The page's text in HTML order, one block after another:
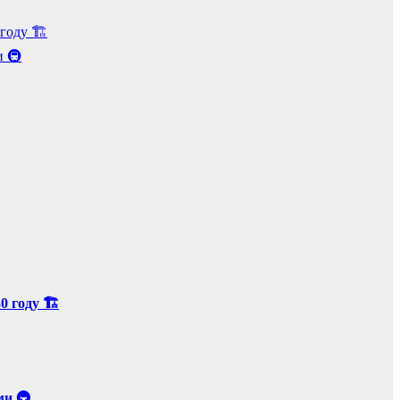
году 🏗️
🚇
году 🏗️